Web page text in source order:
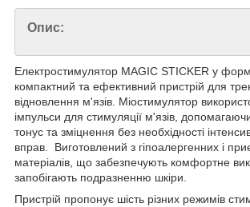
Опис:
Електростимулятор MAGIC STICKER у
компактний та ефективний пристрій для
відновлення м'язів. Міостимулятор
імпульси для стимуляції м'язів,
тонус та зміцнення без необхідності
вправ. Виготовлений з гіпоалергенних і
матеріалів, що забезпечують комфортне
запобігають подразненню шкіри.
Пристрій пропонує шість різних режимів